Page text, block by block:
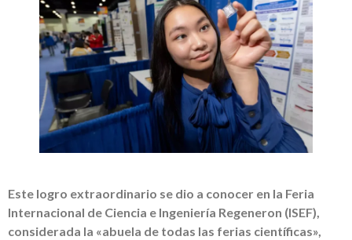
Este logro extraordinario se dio a conocer en la Feria
Internacional de Ciencia e Ingeniería Regeneron (ISEF),
considerada la «abuela de todas las ferias científicas»,